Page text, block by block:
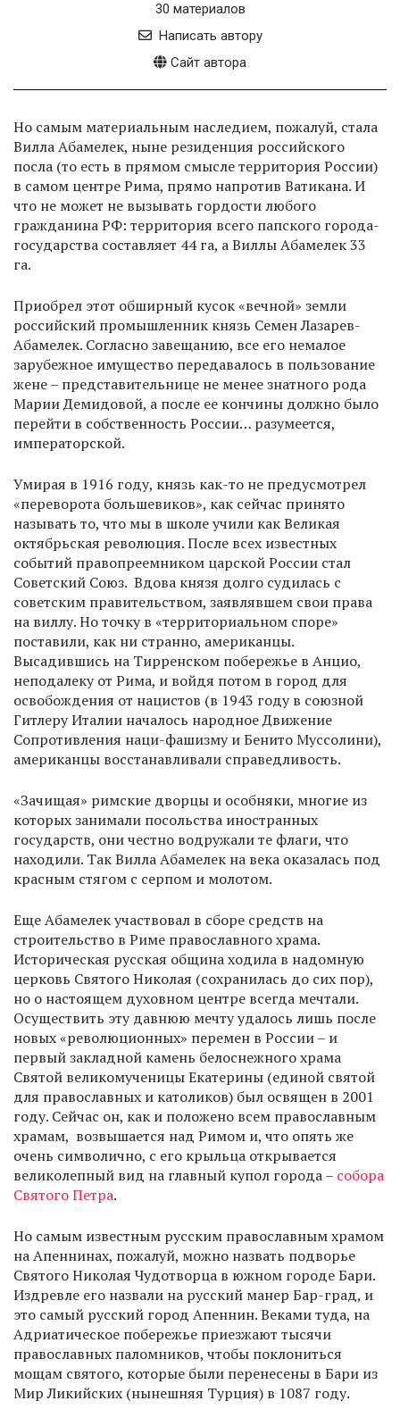
30 материалов
Написать автору
Сайт автора
Но самым материальным наследием, пожалуй, стала
Вилла Абамелек, ныне резиденция российского
посла (то есть в прямом смысле территория России)
в самом центре Рима, прямо напротив Ватикана. И
что не может не вызывать гордости любого
гражданина РФ: территория всего папского города-
государства составляет 44 га, а Виллы Абамелек 33
га.
Приобрел этот обширный кусок «вечной» земли
российский промышленник князь Семен Лазарев-
Абамелек. Согласно завещанию, все его немалое
зарубежное имущество передавалось в пользование
жене – представительнице не менее знатного рода
Марии Демидовой, а после ее кончины должно было
перейти в собственность России… разумеется,
императорской.
Умирая в 1916 году, князь как-то не предусмотрел
«переворота большевиков», как сейчас принято
называть то, что мы в школе учили как Великая
октябрьская революция. После всех известных
событий правопреемником царской России стал
Советский Союз. Вдова князя долго судилась с
советским правительством, заявлявшем свои права
на виллу. Но точку в «территориальном споре»
поставили, как ни странно, американцы.
Высадившись на Тирренском побережье в Анцио,
неподалеку от Рима, и войдя потом в город для
освобождения от нацистов (в 1943 году в союзной
Гитлеру Италии началось народное Движение
Сопротивления наци-фашизму и Бенито Муссолини),
американцы восстанавливали справедливость.
«Зачищая» римские дворцы и особняки, многие из
которых занимали посольства иностранных
государств, они честно водружали те флаги, что
находили. Так Вилла Абамелек на века оказалась под
красным стягом с серпом и молотом.
Еще Абамелек участвовал в сборе средств на
строительство в Риме православного храма.
Историческая русская община ходила в надомную
церковь Святого Николая (сохранилась до сих пор),
но о настоящем духовном центре всегда мечтали.
Осуществить эту давнюю мечту удалось лишь после
новых «революционных» перемен в России – и
первый закладной камень белоснежного храма
Святой великомученицы Екатерины (единой святой
для православных и католиков) был освящен в 2001
году. Сейчас он, как и положено всем православным
храмам, возвышается над Римом и, что опять же
очень символично, с его крыльца открывается
великолепный вид на главный купол города – собора
Святого Петра.
Но самым известным русским православным храмом
на Апеннинах, пожалуй, можно назвать подворье
Святого Николая Чудотворца в южном городе Бари.
Издревле его назвали на русский манер Бар-град, и
это самый русский город Апеннин. Веками туда, на
Адриатическое побережье приезжают тысячи
православных паломников, чтобы поклониться
мощам святого, которые были перенесены в Бари из
Мир Ликийских (нынешняя Турция) в 1087 году.